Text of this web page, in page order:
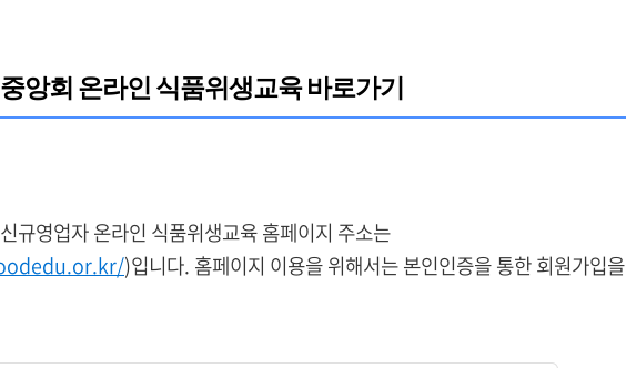
앙회 온라인 식품위생교육 바로가기
규영업자 온라인 식품위생교육 홈페이지 주소는
)입니다. 홈페이지 이용을 위해서는 본인인증을 통한 회원가입을